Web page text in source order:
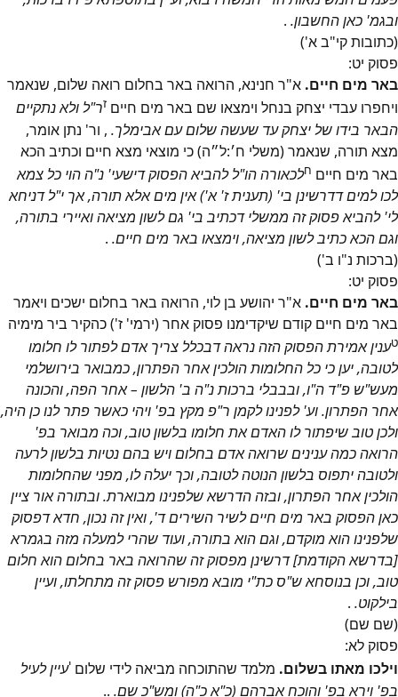
ובגמ' כאן החשבון. .
(כתובות קי"ב א')
פסוק יט:
באר מים חיים. א"ר חנינא, הרואה באר בחלום רואה שלום, שנאמר
ויחפרו עבדי יצחק בנחל וימצאו שם באר מים חיים זר"ל ולא נתקיים
הבאר בידו של יצחק עד שעשה שלום עם אבימלך. , ור' נתן אומר,
מצא תורה, שנאמר (משלי ח׳:ל״ה) כי מוצאי מצא חיים וכתיב הכא
באר מים חיים חלכאורה הו"ל להביא הפסוק דישעי' נ"ה הוי כל צמא
לכו למים דדרשינן בי' (תענית ז' א') אין מים אלא תורה, אך י"ל דניחא
לי' להביא פסוק זה ממשלי דכתיב בי' גם לשון מציאה ואיירי בתורה,
וגם הכא כתיב לשון מציאה, וימצאו באר מים חיים. .
(ברכות נ"ו ב')
פסוק יט:
באר מים חיים. א"ר יהושע בן לוי, הרואה באר בחלום ישכים ויאמר
באר מים חיים קודם שיקדימנו פסוק אחר (ירמי' ז') כהקיר ביר מימיה
טענין אמירת הפסוק הזה נראה דבכלל צריך אדם לפתור לו חלומו
לטובה, יען כי כל החלומות הולכין אחר הפתרון, כמבואר בירושלמי
מעש"ש פ"ד ה"ו, ובבבלי ברכות נ"ה ב' הלשון – אחר הפה, והכונה
אחר הפתרון. וע' לפנינו לקמן ר"פ מקץ בפ' ויהי כאשר פתר לנו כן היה,
ולכן טוב שיפתור לו האדם את חלומו בלשון טוב, וכה מבואר בפ'
הרואה כמה ענינים שרואה אדם בחלום ויש בהם נטיות בלשון לרעה
ולטובה יתפוס בלשון הנוטה לטובה, וכך יעלה לו, מפני שהחלומות
הולכין אחר הפתרון, ובזה הדרשא שלפנינו מבוארת. ובתורה אור ציין
כאן הפסוק באר מים חיים לשיר השירים ד', ואין זה נכון, חדא דפסוק
שלפנינו הוא מוקדם, וגם הוא בתורה, ועוד שהרי למעלה מזה בגמרא
[בדרשא הקודמת] דרשינן מפסוק זה שהרואה באר בחלום הוא חלום
טוב, וכן בנוסחא ש"ס כת"י מובא מפורש פסוק זה מתחלתו, ועיין
בילקוט. .
(שם שם)
פסוק לא:
וילכו מאתו בשלום. מלמד שהתוכחה מביאה לידי שלום יעיין לעיל
בפ' וירא בפ' והוכח אברהם (כ"א כ"ה) ומש"כ שם. ..